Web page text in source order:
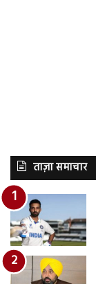
ताज़ा समाचार